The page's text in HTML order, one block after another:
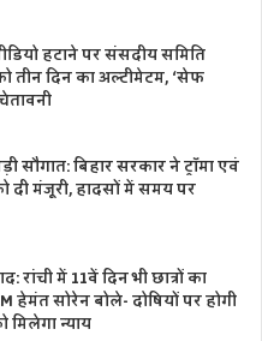
हटाने पर संसदीय समिति
दिन का अल्टीमेटम, ‘सेफ
सौगात: बिहार सरकार ने ट्रॉमा एवं
दी मंजूरी, हादसों में समय पर
रांची में 11वें दिन भी छात्रों का
हेमंत सोरेन बोले- दोषियों पर होगी
मिलेगा न्याय